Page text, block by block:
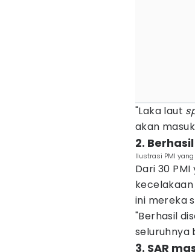
"Laka laut
akan
2.
Ilustrasi PMI
Dari 30
ini mereka
"Berhasil
seluruhnya
3. SAR